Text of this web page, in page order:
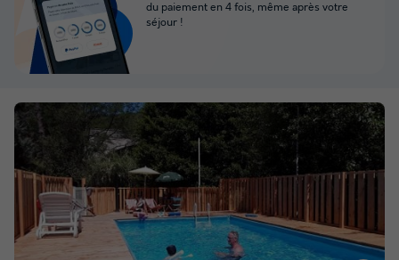
du paiement en 4 fois, même après votre
séjour !